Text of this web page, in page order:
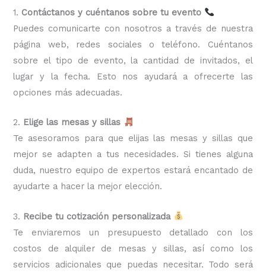
1. Contáctanos y cuéntanos sobre tu evento
Puedes comunicarte con nosotros a través de nuestra
página web, redes sociales o teléfono. Cuéntanos
sobre el tipo de evento, la cantidad de invitados, el
lugar y la fecha. Esto nos ayudará a ofrecerte las
opciones más adecuadas.
2. Elige las mesas y sillas
Te asesoramos para que elijas las mesas y sillas que
mejor se adapten a tus necesidades. Si tienes alguna
duda, nuestro equipo de expertos estará encantado de
ayudarte a hacer la mejor elección.
3. Recibe tu cotización personalizada
Te enviaremos un presupuesto detallado con los
costos de alquiler de mesas y sillas, así como los
servicios adicionales que puedas necesitar. Todo será